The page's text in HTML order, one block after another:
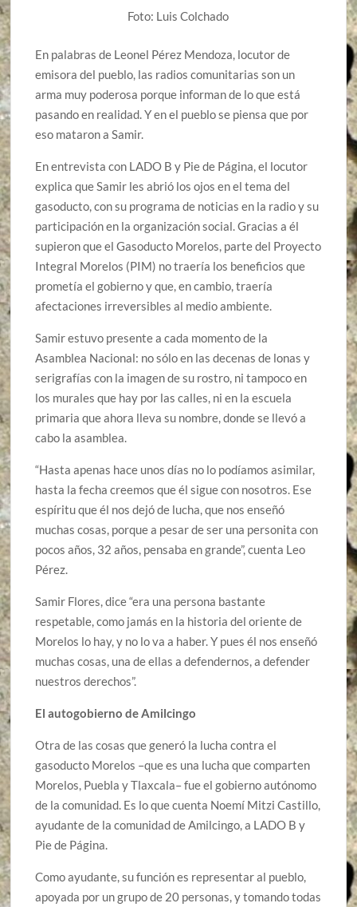
Foto: Luis Colchado
En palabras de Leonel Pérez Mendoza, locutor de
emisora del pueblo, las radios comunitarias son un
arma muy poderosa porque informan de lo que está
pasando en realidad. Y en el pueblo se piensa que por
eso mataron a Samir.
En entrevista con LADO B y Pie de Página, el locutor
explica que Samir les abrió los ojos en el tema del
gasoducto, con su programa de noticias en la radio y su
participación en la organización social. Gracias a él
supieron que el Gasoducto Morelos, parte del Proyecto
Integral Morelos (PIM) no traería los beneficios que
prometía el gobierno y que, en cambio, traería
afectaciones irreversibles al medio ambiente.
Samir estuvo presente a cada momento de la
Asamblea Nacional: no sólo en las decenas de lonas y
serigrafías con la imagen de su rostro, ni tampoco en
los murales que hay por las calles, ni en la escuela
primaria que ahora lleva su nombre, donde se llevó a
cabo la asamblea.
“Hasta apenas hace unos días no lo podíamos asimilar,
hasta la fecha creemos que él sigue con nosotros. Ese
espíritu que él nos dejó de lucha, que nos enseñó
muchas cosas, porque a pesar de ser una personita con
pocos años, 32 años, pensaba en grande”, cuenta Leo
Pérez.
Samir Flores, dice “era una persona bastante
respetable, como jamás en la historia del oriente de
Morelos lo hay, y no lo va a haber. Y pues él nos enseñó
muchas cosas, una de ellas a defendernos, a defender
nuestros derechos”.
El autogobierno de Amilcingo
Otra de las cosas que generó la lucha contra el
gasoducto Morelos –que es una lucha que comparten
Morelos, Puebla y Tlaxcala– fue el gobierno autónomo
de la comunidad. Es lo que cuenta Noemí Mitzi Castillo,
ayudante de la comunidad de Amilcingo, a LADO B y
Pie de Página.
Como ayudante, su función es representar al pueblo,
apoyada por un grupo de 20 personas, y tomando todas